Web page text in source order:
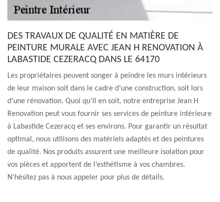
DES TRAVAUX DE QUALITÉ EN MATIÈRE DE
PEINTURE MURALE AVEC JEAN H RENOVATION À
LABASTIDE CEZERACQ DANS LE 64170
Les propriétaires peuvent songer à peindre les murs intérieurs
de leur maison soit dans le cadre d’une construction, soit lors
d’une rénovation. Quoi qu’il en soit, notre entreprise Jean H
Renovation peut vous fournir ses services de peinture intérieure
à Labastide Cezeracq et ses environs. Pour garantir un résultat
optimal, nous utilisons des matériels adaptés et des peintures
de qualité. Nos produits assurent une meilleure isolation pour
vos pièces et apportent de l’esthétisme à vos chambres.
N’hésitez pas à nous appeler pour plus de détails.